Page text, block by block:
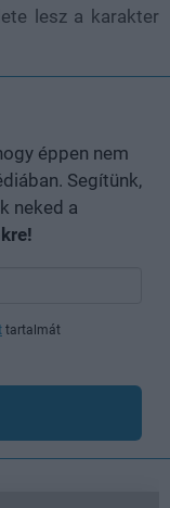
lesz a karakter
éppen nem
Segítünk,
neked a
tartalmát